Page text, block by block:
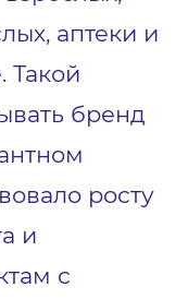
аптеки и
Такой
бренд
росту
и
с